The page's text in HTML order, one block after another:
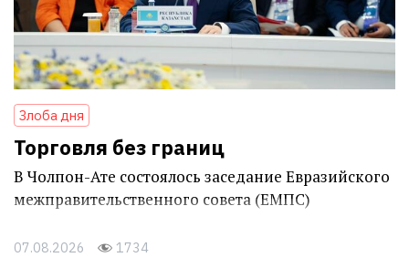
Злоба дня
Торговля без границ
В Чолпон-Ате состоялось заседание Евразийского
межправительственного совета (ЕМПС)
07.08.2026 1734